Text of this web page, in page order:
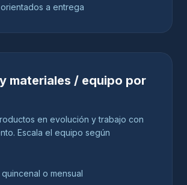
a entrega
materiales / equipo por
en evolución y trabajo con
Escala el equipo según
o mensual